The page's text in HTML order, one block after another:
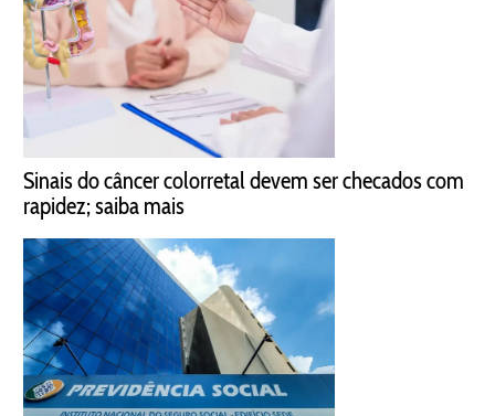
Sinais do câncer colorretal devem ser checados com
rapidez; saiba mais